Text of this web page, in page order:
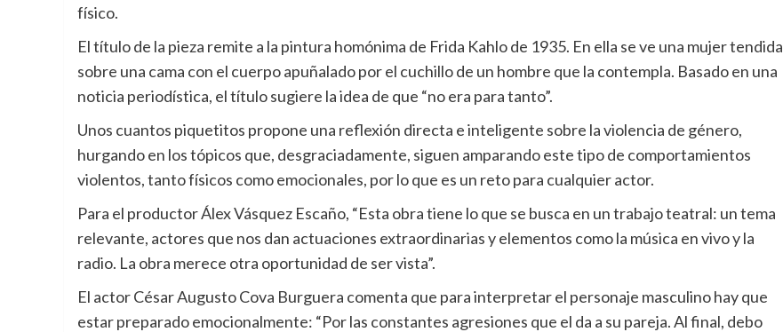
físico.
El título de la pieza remite a la pintura homónima de Frida Kahlo de 1935. En ella se ve una mujer tendida
sobre una cama con el cuerpo apuñalado por el cuchillo de un hombre que la contempla. Basado en una
noticia periodística, el título sugiere la idea de que “no era para tanto”.
Unos cuantos piquetitos propone una reflexión directa e inteligente sobre la violencia de género,
hurgando en los tópicos que, desgraciadamente, siguen amparando este tipo de comportamientos
violentos, tanto físicos como emocionales, por lo que es un reto para cualquier actor.
Para el productor Álex Vásquez Escaño, “Esta obra tiene lo que se busca en un trabajo teatral: un tema
relevante, actores que nos dan actuaciones extraordinarias y elementos como la música en vivo y la
radio. La obra merece otra oportunidad de ser vista”.
El actor César Augusto Cova Burguera comenta que para interpretar el personaje masculino hay que
estar preparado emocionalmente: “Por las constantes agresiones que el da a su pareja. Al final, debo